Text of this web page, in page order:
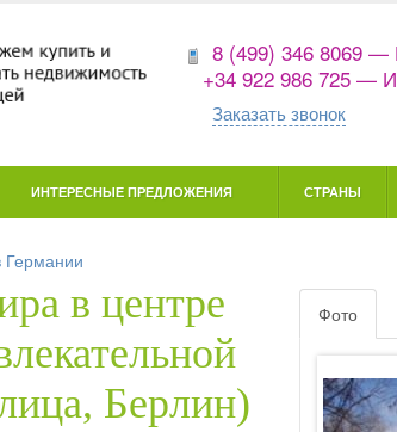
8 (499) 346 8069 —
+34 922 986 725 —
Заказать звонок
ИНТЕРЕСНЫЕ ПРЕДЛОЖЕНИЯ СТРАНЫ
Германии
в центре
Берлин)
Фото